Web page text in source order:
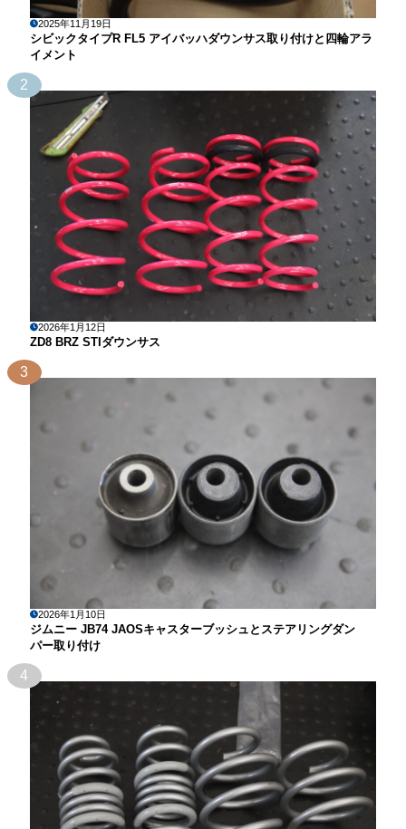
2025年11月19日
シビックタイプR FL5 アイバッハダウンサス取り付けと四輪アラ
イメント
2
2026年1月12日
ZD8 BRZ STIダウンサス
3
2026年1月10日
ジムニー JB74 JAOSキャスターブッシュとステアリングダン
パー取り付け
4